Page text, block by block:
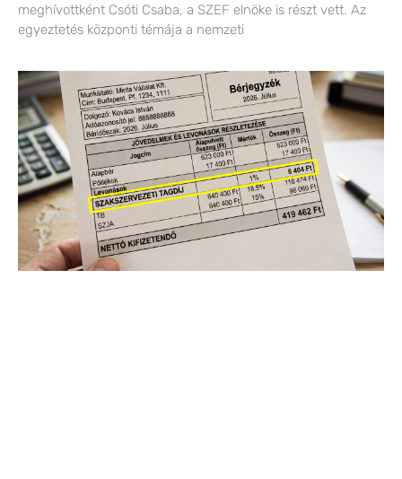
meghívottként Csóti Csaba, a SZEF elnöke is részt vett. Az
egyeztetés központi témája a nemzeti